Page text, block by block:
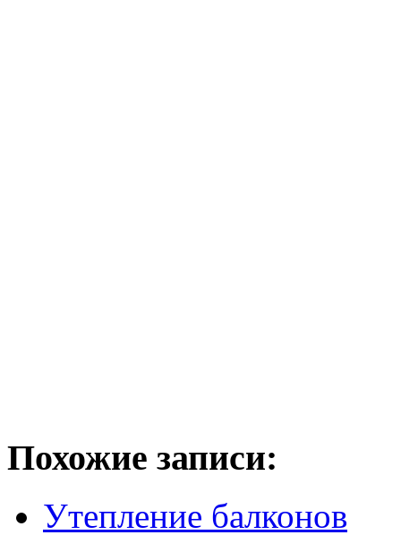
Похожие записи:
Утепление балконов